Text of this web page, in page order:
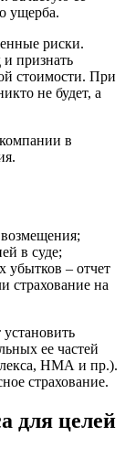
ущерба.
риски.
и признать
стоимости. При
не будет, а
в
в суде;
убытков – отчет
страхование на
ее частей
НМА и пр.).
страхование.
для целей